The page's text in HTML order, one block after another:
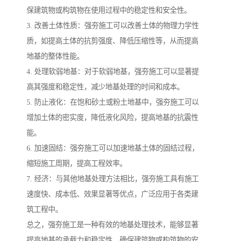
保建筑物或构筑物在使用过程中的稳定性和安全性。
3. 改善土体性质：强夯施工可以改善土体的物理力学性
质，如提高土体的抗剪强度、降低压缩性等，从而提高
地基的整体性能。
4. 处理软弱地基：对于软弱地基，强夯施工可以显著提
高其强度和稳定性，减少地基处理的时间和成本。
5. 防止液化：在饱和砂土或粉土地基中，强夯施工可以
增加土体的密实度，降低液化风险，提高地基的抗震性
能。
6. 加速固结：强夯施工可以加速地基土体的固结过程，
缩短施工周期，提高工程效率。
7. 经济：与其他地基处理方法相比，强夯施工具有施工
速度快、成本低、效果显著等优点，广泛应用于各类建
筑工程中。
总之，强夯施工是一种有效的地基处理技术，能够显著